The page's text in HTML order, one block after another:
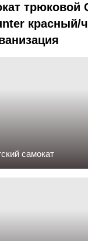
трюковой
красный/
самокат